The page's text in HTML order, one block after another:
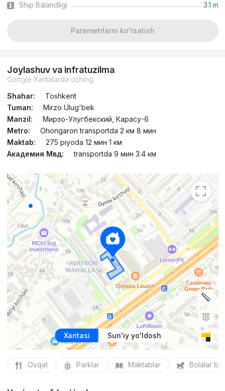
Ship Balandligi
3.1 m
Parametrlarni ko'rsatish
Joylashuv va infratuzilma
Google Xaritalarda oching
Shahar:
Toshkent
Tuman:
Mirzo Ulug'bek
Manzil:
Мирзо-Улугбекский, Карасу-6
Metro:
Ohongaron transportda 2 км 8 мин
Maktab:
275 piyoda 12 мин 1 км
Академия Мвд:
transportda 9 мин 3.4 км
Xaritasi Sun'iy yo'ldosh
Ovqat Parklar Maktablar Bolalar